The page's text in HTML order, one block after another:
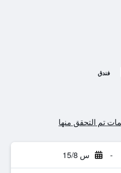
فندق
- س 15/8